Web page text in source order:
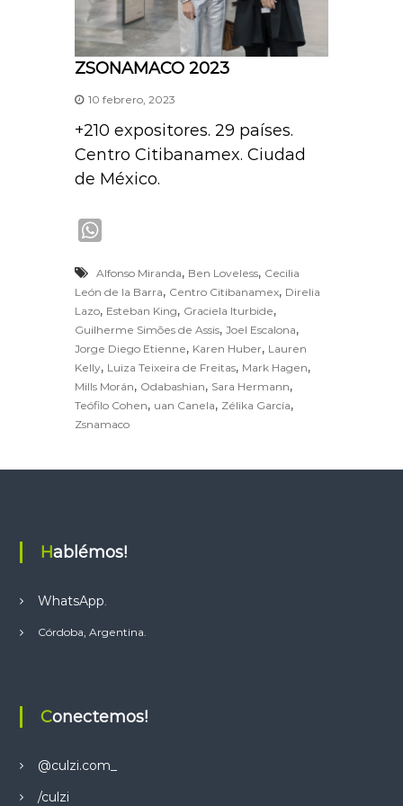
ZSONAMACO 2023
10 febrero, 2023
+210 expositores. 29 países.
Centro Citibanamex. Ciudad
de México.
a
t
A
p
p
Alfonso Miranda, Ben Loveless, Cecilia
León de la Barra, Centro Citibanamex, Direlia
Lazo, Esteban King, Graciela Iturbide,
Guilherme Simões de Assis,Joel Escalona,
Jorge Diego Etienne, Karen Huber, Lauren
Kelly, Luiza Teixeira de Freitas, Mark Hagen,
Mills Morán, Odabashian, Sara Hermann,
Teófilo Cohen, uan Canela, Zélika García,
Zsnamaco
Hablémos!
WhatsApp
Córdoba, Argentina.
Conectemos!
@culzi.com_
/culzi